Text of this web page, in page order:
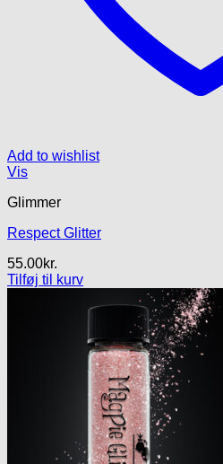
Add to wishlist
Vis
Glimmer
Respect Glitter
55.00kr.
Tilføj til kurv